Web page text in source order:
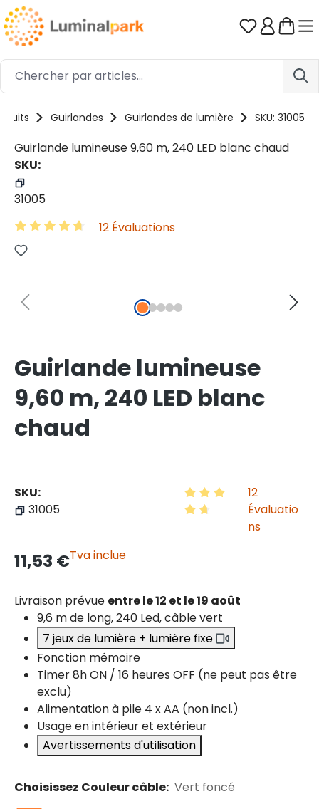
Passer au contenu principal Vous avez
Guirlandes Guirlandes de lumière SKU: 31005
Guirlande lumineuse 9,60 m, 240 LED blanc chaud
SKU:
31005
Note moyenne de 4.87 sur 5 étoiles
12 Évaluations
Guirlande lumineuse
9,60 m, 240 LED blanc
chaud
SKU:
31005
Note moyenne de 4.75
12
Évaluatio
ns
11,53 €Tva inclue
Livraison prévue entre le 12 et le 19 août
9,6 m de long, 240 Led, câble vert
7 jeux de lumière + lumière fixe
Fonction mémoire
Timer 8h ON / 16 heures OFF (ne peut pas être
exclu)
Alimentation à pile 4 x AA (non incl.)
Usage en intérieur et extérieur
Avertissements d'utilisation
Choisissez Couleur câble: Vert foncé